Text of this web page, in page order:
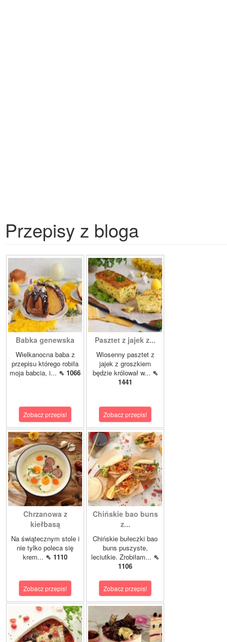
Przepisy z bloga
Babka genewska
Wielkanocna baba z
przepisu którego robiła
moja babcia, i... ⇖ 1066
Zobacz przepis!
Pasztet z jajek z...
Wiosenny pasztet z
jajek z groszkiem
będzie królował w... ⇖
1441
Zobacz przepis!
Chrzanowa z
kiełbasą
Na świątecznym stole i
nie tylko poleca się
krem... ⇖ 1110
Zobacz przepis!
Chińskie bao buns
z...
Chińskie bułeczki bao
buns puszyste,
leciutkie. Zrobiłam... ⇖
1106
Zobacz przepis!